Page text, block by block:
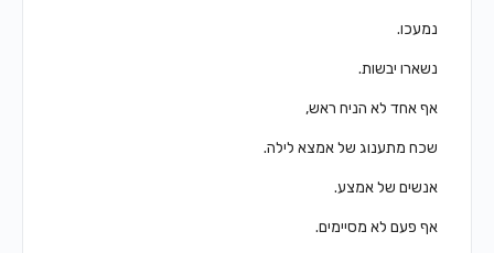
נמעכו.
נשארו יבשות.
אף אחד לא הניח ראש,
שכח מתענוג של אמצא לילה.
אנשים של אמצע.
אף פעם לא מסיימים.